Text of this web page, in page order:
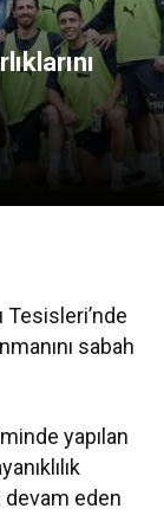
Tesisleri’nde
sabah
yapılan
devam eden